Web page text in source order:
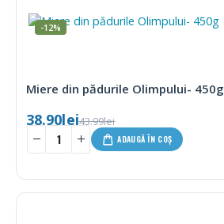
-12%
Miere din pădurile Olimpului- 450g
43.99lei
38.90lei
ADAUGĂ ÎN COȘ